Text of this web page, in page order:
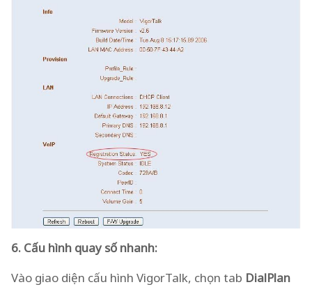
6. Cấu hình quay số nhanh:
Vào giao diện cấu hình VigorTalk, chọn tab DialPlan